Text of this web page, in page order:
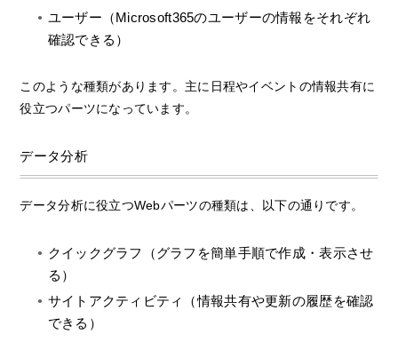
ユーザー（Microsoft365のユーザーの情報をそれぞれ
確認できる）
このような種類があります。主に日程やイベントの情報共有に
役立つパーツになっています。
データ分析
データ分析に役立つWebパーツの種類は、以下の通りです。
クイックグラフ（グラフを簡単手順で作成・表示させ
る）
サイトアクティビティ（情報共有や更新の履歴を確認
できる）